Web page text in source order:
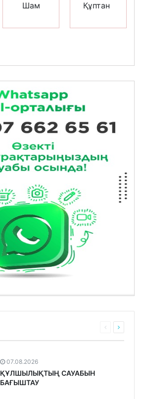
Шам Құптан
07.08.2026
ҚҰЛШЫЛЫҚТЫҢ САУАБЫН
БАҒЫШТАУ